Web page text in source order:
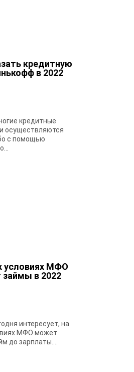
кредитную
в 2022
кредитные
осуществляются
с помощью
условиях МФО
в 2022
интересует, на
МФО может
до зарплаты....